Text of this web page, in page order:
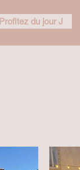
Profitez du jour J